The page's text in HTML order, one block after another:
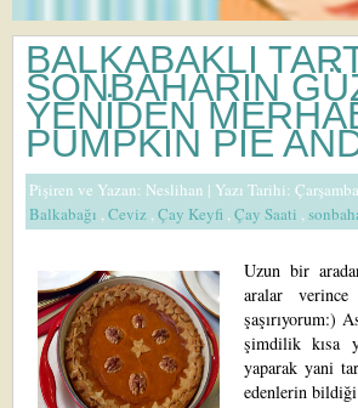
BALKABAKLI
SONBAHARIN
YENİDEN
PUMPKIN PIE
Pişiren ve Yazan: Neslihan | Yazı Tarihi:
Balkabağı ,Ceviz ,Çay Keyfi ,Çay Saati ,
Uzun bir
aralar verince
şaşırıyorum:)
şimdilik kısa
yaparak yani
edenlerin bildiği